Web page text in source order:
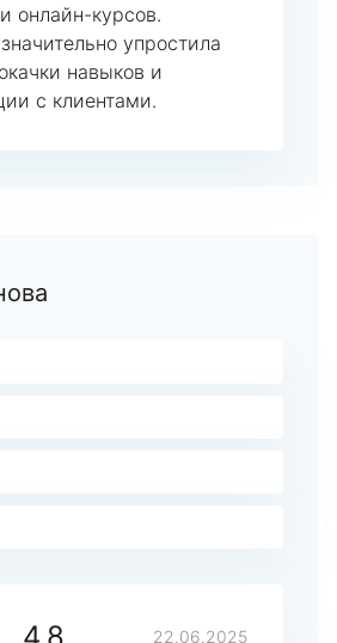
онлайн-курсов.
упростила
навыков и
с клиентами.
22.06.2025